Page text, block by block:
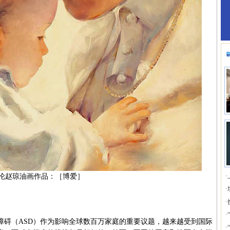
赵琼油画作品： ［博爱］
ASD）作为影响全球数百万家庭的重要议题，越来越受到国际
·
·
·
·
·